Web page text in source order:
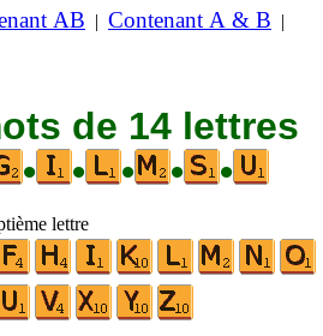
AB | Contenant A & B |
de 14 lettres
• • • • •
lettre